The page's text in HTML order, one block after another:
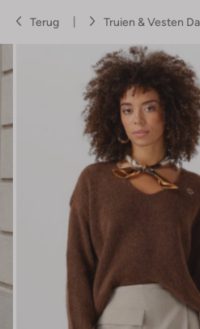
Terug Truien & Vesten